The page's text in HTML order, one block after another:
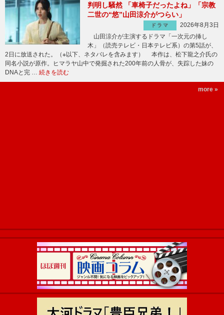
判明し騒然 「車椅子だったよね」「宗教
二世の“悠”山田涼介がつらい」
ドラマ
2026年8月3日
山田涼介が主演するドラマ「一次元の挿し
木」（読売テレビ・日本テレビ系）の第5話が、
2日に放送された。（※以下、ネタバレを含みます） 本作は、松下龍之介氏の
同名小説が原作。ヒマラヤ山中で発掘された200年前の人骨が、失踪した妹の
DNAと完 … 続きを読む
more »